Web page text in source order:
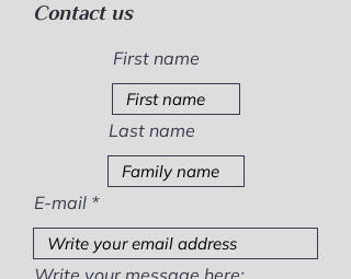
Contact us
First name
Last name
E-mail
Write your message here: